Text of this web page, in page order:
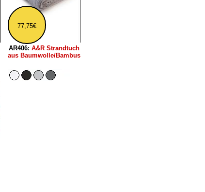
77,75€
AR406: A&R Strandtuch
aus Baumwolle/Bambus